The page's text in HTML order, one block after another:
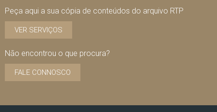
Peça aqui a sua cópia de conteúdos do arquivo RTP
VER SERVIÇOS
Não encontrou o que procura?
FALE CONNOSCO